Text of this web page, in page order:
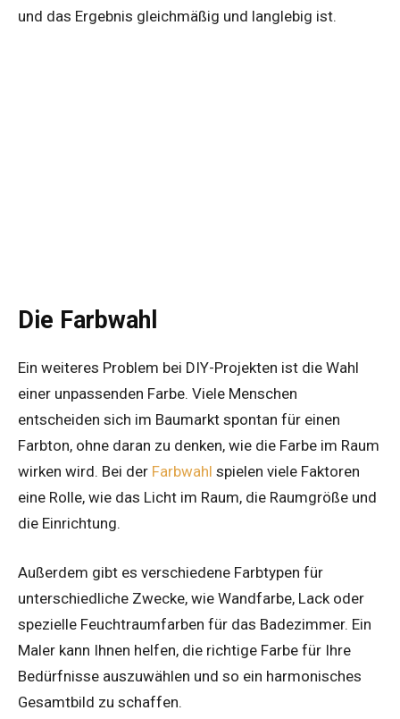
und das Ergebnis gleichmäßig und langlebig ist.
Die Farbwahl
Ein weiteres Problem bei DIY-Projekten ist die Wahl
einer unpassenden Farbe. Viele Menschen
entscheiden sich im Baumarkt spontan für einen
Farbton, ohne daran zu denken, wie die Farbe im Raum
wirken wird. Bei der Farbwahl spielen viele Faktoren
eine Rolle, wie das Licht im Raum, die Raumgröße und
die Einrichtung.
Außerdem gibt es verschiedene Farbtypen für
unterschiedliche Zwecke, wie Wandfarbe, Lack oder
spezielle Feuchtraumfarben für das Badezimmer. Ein
Maler kann Ihnen helfen, die richtige Farbe für Ihre
Bedürfnisse auszuwählen und so ein harmonisches
Gesamtbild zu schaffen.